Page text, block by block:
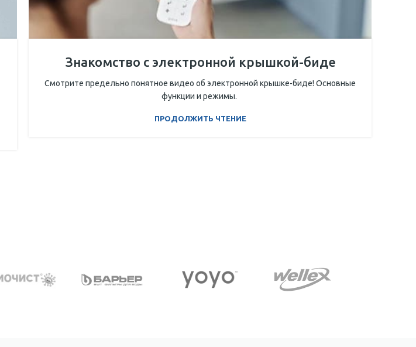
Знакомство с электронной крышкой-биде
Смотрите предельно понятное видео об электронной крышке-биде! Основные
функции и режимы.
ПРОДОЛЖИТЬ ЧТЕНИЕ